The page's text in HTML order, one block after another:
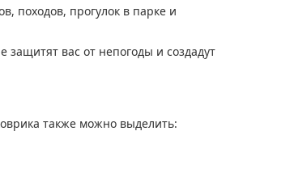
походов, прогулок в парке и
защитят вас от непогоды и создадут
также можно выделить: